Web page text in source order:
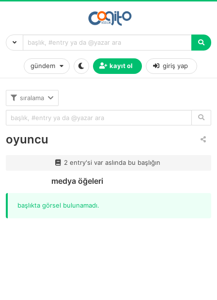
gündem kayıt ol giriş yap
sıralama
oyuncu
2 entry'si var aslında bu başlığın
medya öğeleri
başlıkta görsel bulunamadı.